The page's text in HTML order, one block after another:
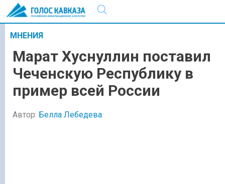
МНЕНИЯ
Марат Хуснуллин поставил
Чеченскую Республику в
пример всей России
Автор: Белла Лебедева